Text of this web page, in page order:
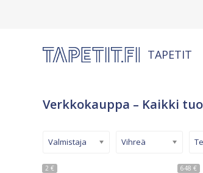
TAPETIT
Verkkokauppa – Kaikki
2 € 648 €
Valmistaja Vihreä